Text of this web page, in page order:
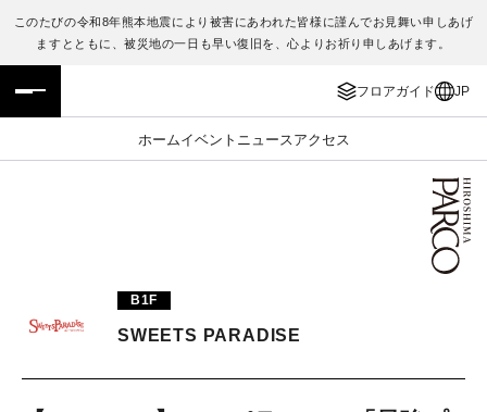
このたびの令和8年熊本地震により被害にあわれた皆様に謹んでお見舞い申しあげ
ますとともに、被災地の一日も早い復旧を、心よりお祈り申しあげます。
フロアガイド JP
ホームイベント ニュース アクセス
フロアガイド
施設案内・アクセス
TAX FREE
ENGLISH
繁体字
日本語
B1F
SWEETS PARADISE